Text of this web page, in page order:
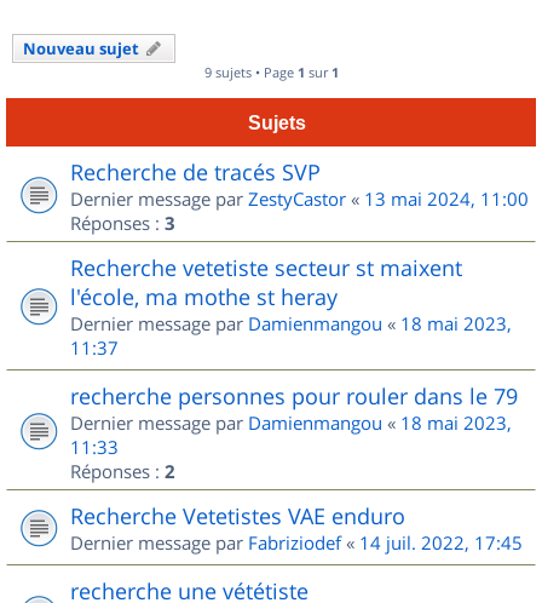
Nouveau sujet
9 sujets • Page 1 sur 1
Sujets
Recherche de tracés SVP
Dernier message par ZestyCastor « 13 mai 2024, 11:00
Réponses : 3
Recherche vetetiste secteur st maixent
l'école, ma mothe st heray
Dernier message par Damienmangou « 18 mai 2023,
11:37
recherche personnes pour rouler dans le 79
Dernier message par Damienmangou « 18 mai 2023,
11:33
Réponses : 2
Recherche Vetetistes VAE enduro
Dernier message par Fabriziodef« 14 juil. 2022, 17:45
recherche une vététiste